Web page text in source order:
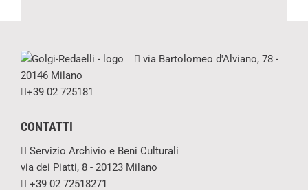
via Bartolomeo d'Alviano, 78 -
20146 Milano
+39 02 725181
CONTATTI
Servizio Archivio e Beni Culturali
via dei Piatti, 8 - 20123 Milano
+39 02 72518271